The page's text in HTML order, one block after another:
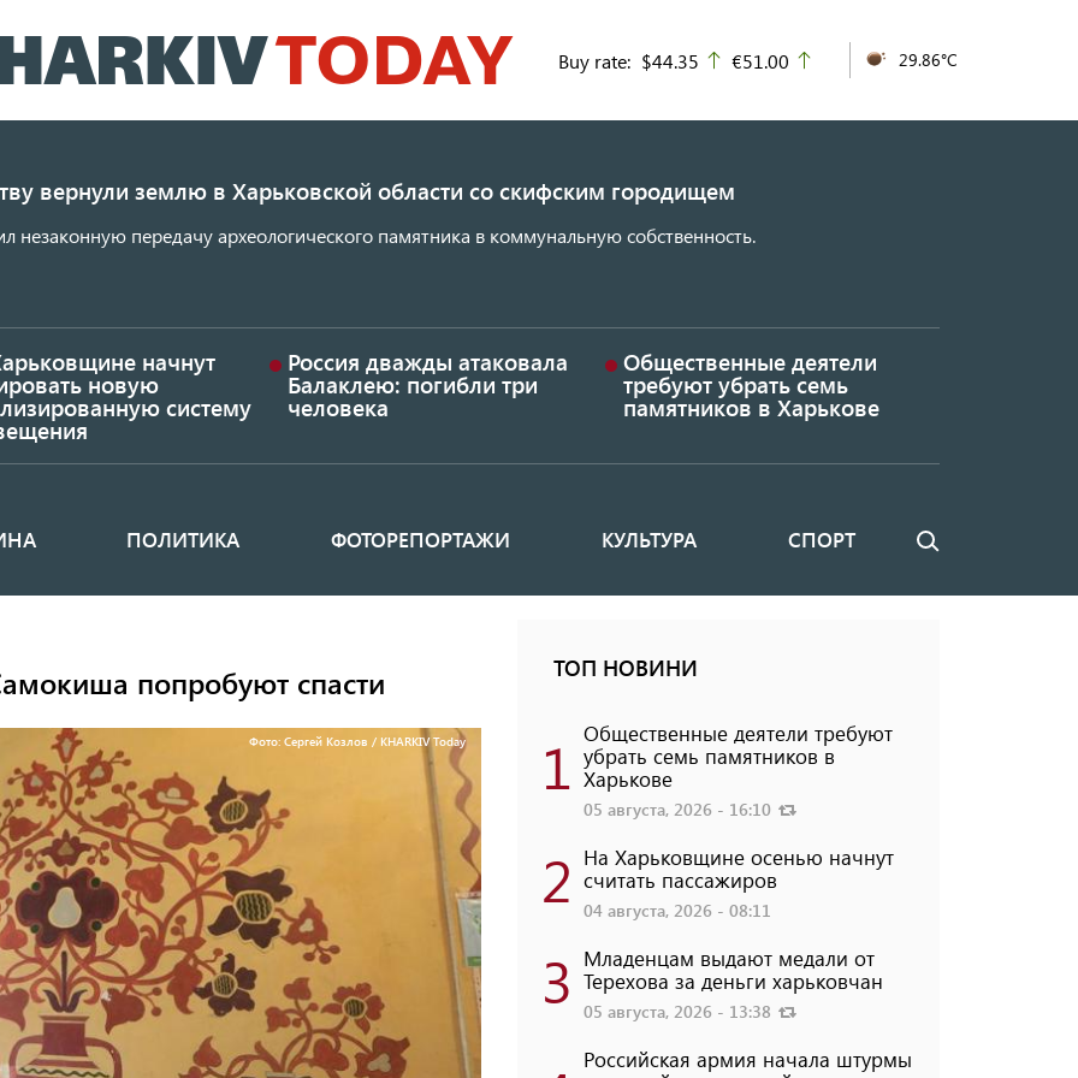
к
основному
Buy rate: $44.35 up
€51.00 29.86°C
вернули землю в Харьковской области со скифским городищем
незаконную передачу археологического памятника в коммунальную собственность.
начнут
новую
систему
Россия дважды атаковала
Балаклею: погибли три
человека
Общественные деятели
требуют убрать семь
памятников в Харькове
ПОЛИТИКА ФОТОРЕПОРТАЖИ КУЛЬТУРА СПОРТ Поиск
попробуют спасти
Фото: Сергей Козлов / KHARKIV Today
ТОП НОВИНИ
1 Общественные деятели требуют
убрать семь памятников в
Харькове
05 августа, 2026 - 16:10
2 На Харьковщине осенью начнут
считать пассажиров
04 августа, 2026 - 08:11
3 Младенцам выдают медали от
Терехова за деньги харьковчан
05 августа, 2026 - 13:38
Российская армия начала штурмы